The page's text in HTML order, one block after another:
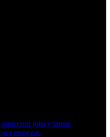
cron jobs y tareas
empezar.